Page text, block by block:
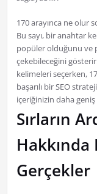
170 arayınca ne olur
Bu sayı, bir anahtar
popüler olduğunu ve
çekebileceğini
kelimeleri seçerken,
başarılı bir SEO
içeriğinizin daha
Sırların
Gerçekler